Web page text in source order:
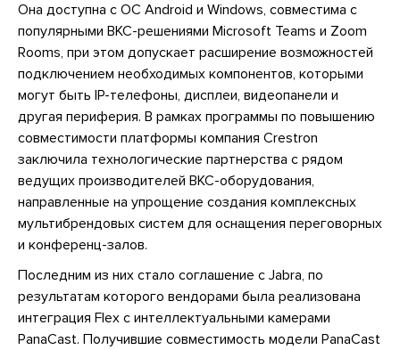
Она доступна с ОС Android и Windows, совместима с
популярными ВКС-решениями Microsoft Teams и Zoom
Rooms, при этом допускает расширение возможностей
подключением необходимых компонентов, которыми
могут быть IP-телефоны, дисплеи, видеопанели и
другая периферия. В рамках программы по повышению
совместимости платформы компания Crestron
заключила технологические партнерства с рядом
ведущих производителей ВКС-оборудования,
направленные на упрощение создания комплексных
мультибрендовых систем для оснащения переговорных
и конференц-залов.
Последним из них стало соглашение с Jabra, по
результатам которого вендорами была реализована
интеграция Flex с интеллектуальными камерами
PanaCast. Получившие совместимость модели PanaCast